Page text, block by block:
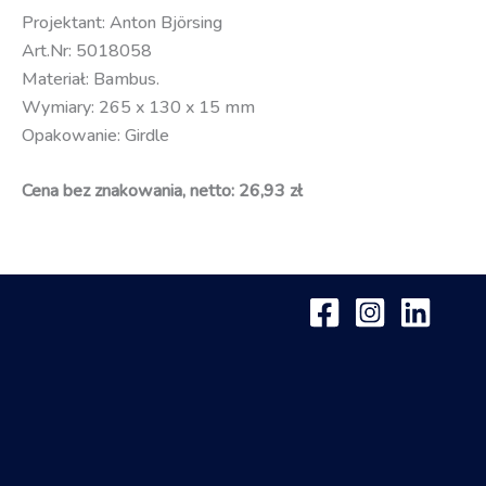
Projektant: Anton Björsing
Art.Nr: 5018058
Materiał: Bambus.
Wymiary: 265 x 130 x 15 mm
Opakowanie: Girdle
Cena bez znakowania, netto: 26,93 zł